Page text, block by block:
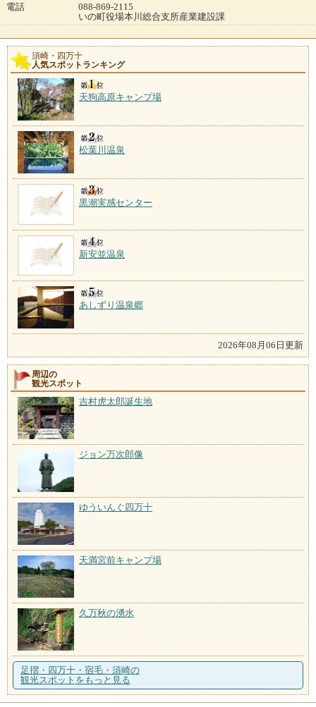
電話
088-869-2115
いの町役場本川総合支所産業建設課
須崎・四万十
人気スポットランキング
天狗高原キャンプ場
松葉川温泉
黒潮実感センター
新安並温泉
あしずり温泉郷
2026年08月06日更新
周辺の
観光スポット
吉村虎太郎誕生地
ジョン万次郎像
ゆういんぐ四万十
天満宮前キャンプ場
久万秋の湧水
足摺・四万十・宿毛・須崎の
観光スポットをもっと見る